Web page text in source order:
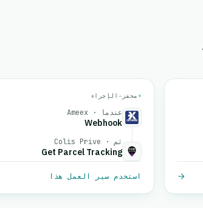
⚡ محفز →الإجراء
عندما · Ameex
Webhook
ثم · Colis Prive
Get Parcel Tracking
استخدم سير العمل هذا